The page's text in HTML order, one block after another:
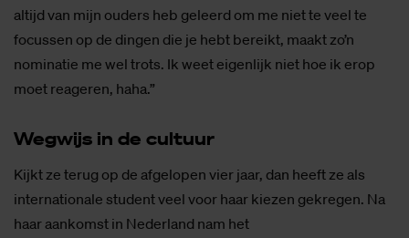
altijd van mijn ouders heb geleerd om me niet te veel te
focussen op de dingen die je hebt bereikt, maakt zo’n
nominatie me wel trots. Ik weet eigenlijk niet hoe ik erop
moet reageren, haha.”
Weg­wijs in de cul­tuur
Kijkt ze terug op de afgelopen vier jaar, dan heeft ze als
internationale student veel voor haar kiezen gekregen. Na
haar aankomst in Nederland nam het